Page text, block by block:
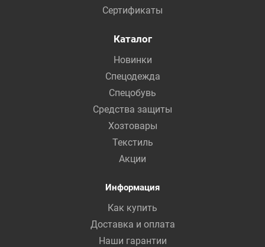
Сертификаты
Каталог
Новинки
Спецодежда
Спецобувь
Средства защиты
Хозтовары
Текстиль
Акции
Информация
Как купить
Доставка и оплата
Наши гарантии